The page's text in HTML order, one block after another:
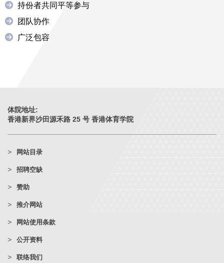
持份者共同平等参与
团队协作
广泛包容
体院地址:
香港新界沙田源禾路 25 号 香港体育学院
网站目录
招聘空缺
赞助
推介网站
网站使用条款
公开资料
联络我们